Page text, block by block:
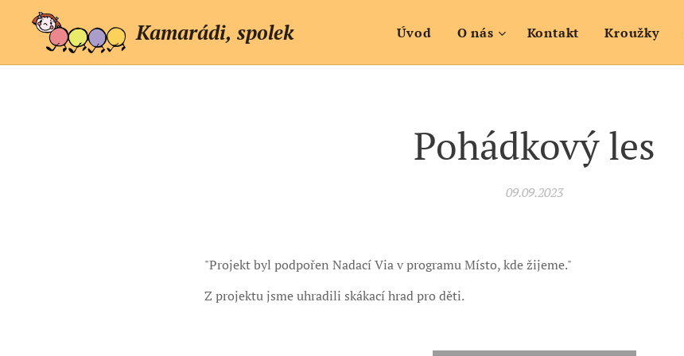
Kamarádi, spolek Úvod O nás Kontakt Kroužky
Pohádkový les
09.09.2023
"Projekt byl podpořen Nadací Via v programu Místo, kde žijeme."
Z projektu jsme uhradili skákací hrad pro děti.